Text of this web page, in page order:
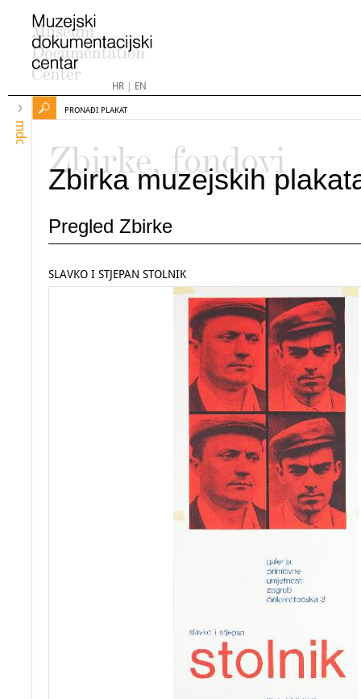
HR| EN
mdc
PRONAĐI PLAKAT
Zbirke, fondovi
Zbirka muzejskih
Pregled Zbirke
SLAVKO I STJEPAN STOLNIK